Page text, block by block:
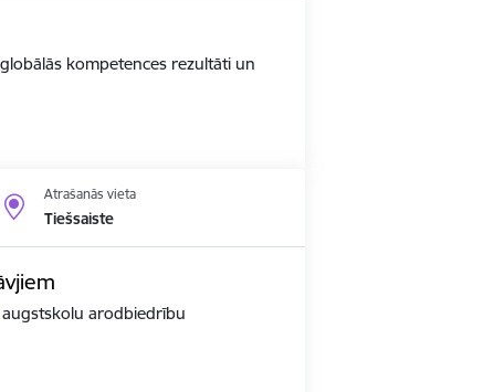
kompetences rezultāti un
Atrašanās vieta
Tiešsaiste
arodbiedrību